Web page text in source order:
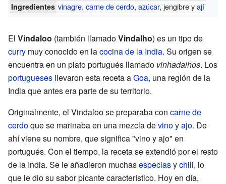
Ingredientes vinagre,carne de cerdo,azúcar, jengibre yají
El Vindaloo (también llamadoVindalho) es un tipo de
curry muy conocido en lacocina de la India. Su origen se
encuentra en un plato portugués llamado vinhadalhos. Los
portugueses llevaron esta receta aGoa, una región de la
India que antes era parte de su territorio.
Originalmente, el Vindaloo se preparaba con carne de
cerdoque se marinaba en una mezcla devinoyajo. De
ahí viene su nombre, que significa "vino y ajo" en
portugués. Con el tiempo, la receta se extendió por el resto
de la India. Se le añadieron muchasespeciasychili, lo
que le dio su sabor picante característico. Hoy en día,